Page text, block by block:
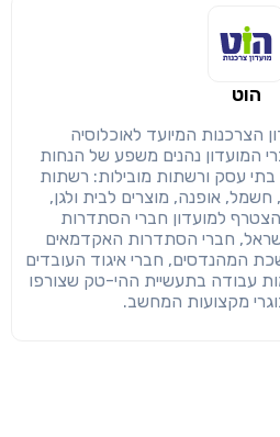
שיתוף
זו ניתן רק לחברי
הבנתי, המשך לאתר
הוט
הצרכנות המיועד לאוכלוסיה
המועדון נהנים משפע של הנחות
והטבות קבועות -14000 בתי עסק ורשתות מובילות: רשתות
חשמל, אופנה, מוצרים לבית ולגן,
למועדון חברי הסתדרות
חברי הסתדרות האקדמאים
המהנדסים, חברי איגוד העובדים
עבודה בתעשיית ההי-טק שצורפו
מקצועות המחשב.